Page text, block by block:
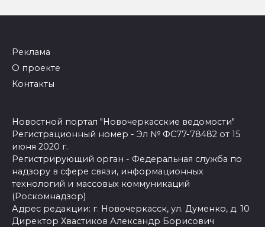
Реклама
О проекте
Контакты
Новостной портал "Новочеркасские ведомости"
Регистрационный номер - Эл № ФС77-78482 от 15
июня 2020 г.
Регистрирующий орган - Федеральная служба по
надзору в сфере связи, информационных
технологий и массовых коммуникаций
(Роскомнадзор)
Адрес редакции: г. Новочеркасск, ул. Думенко, д. 10
Директор Хвастиков Александр Борисович